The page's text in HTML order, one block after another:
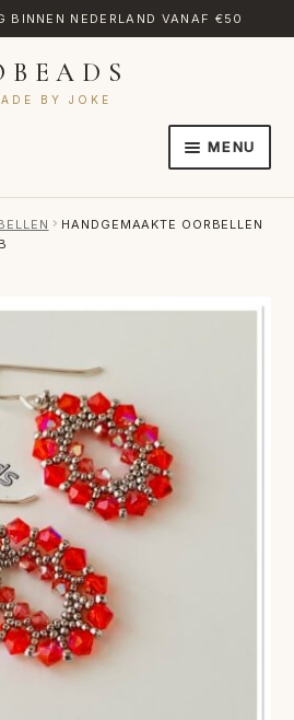
BINNEN NEDERLAND VANAF €50
BY JOKE
MENU
HANDGEMAAKTE OORBELLEN